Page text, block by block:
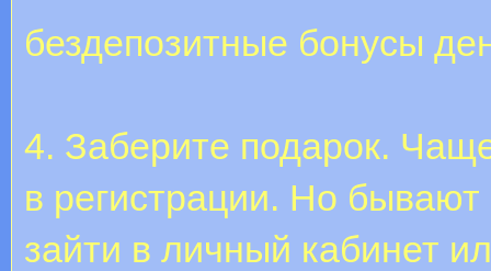
бездепозитные бонусы
4. Заберите подарок.
в регистрации. Но
зайти в личный кабинет